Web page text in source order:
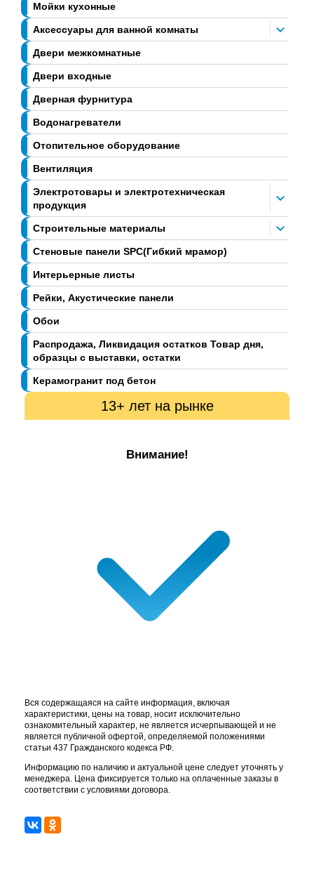
Мойки кухонные
Аксессуары для ванной комнаты
Двери межкомнатные
Двери входные
Дверная фурнитура
Водонагреватели
Отопительное оборудование
Вентиляция
Электротовары и электротехническая
продукция
Строительные материалы
Стеновые панели SPC(Гибкий мрамор)
Интерьерные листы
Рейки, Акустические панели
Обои
Распродажа, Ликвидация остатков Товар дня,
образцы с выставки, остатки
Керамогранит под бетон
13+ лет на рынке
Внимание!
Вся содержащаяся на сайте информация, включая
характеристики, цены на товар, носит исключительно
ознакомительный характер, не является исчерпывающей и не
является публичной офертой, определяемой положениями
статьи 437 Гражданского кодекса РФ.
Информацию по наличию и актуальной цене следует уточнять у
менеджера. Цена фиксируется только на оплаченные заказы в
соответствии с условиями договора.